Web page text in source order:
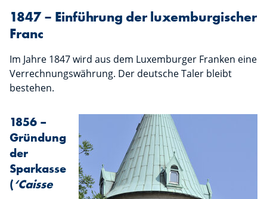
1847 – Einführung der luxemburgischer
Franc
Im Jahre 1847 wird aus dem Luxemburger Franken eine
Verrechnungswährung. Der deutsche Taler bleibt
bestehen.
1856 –
Gründung
der
Sparkasse
(‘Caisse